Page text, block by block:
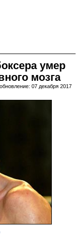
умер
мозга
07 декабря 2017